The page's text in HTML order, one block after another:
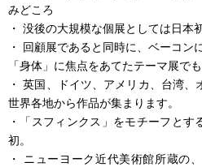
みどころ
・ 没後の大規模な個展としては日本
・ 回顧展であると同時に、ベーコン
「身体」に焦点をあてたテーマ展でも
・ 英国、ドイツ、アメリカ、台湾
世界各地から作品が集まります。
・「スフィンクス」をモチーフと
初。
・ ニューヨーク近代美術館所蔵の